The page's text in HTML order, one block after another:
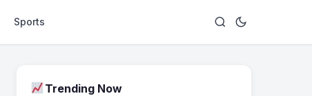
Sports
Trending Now